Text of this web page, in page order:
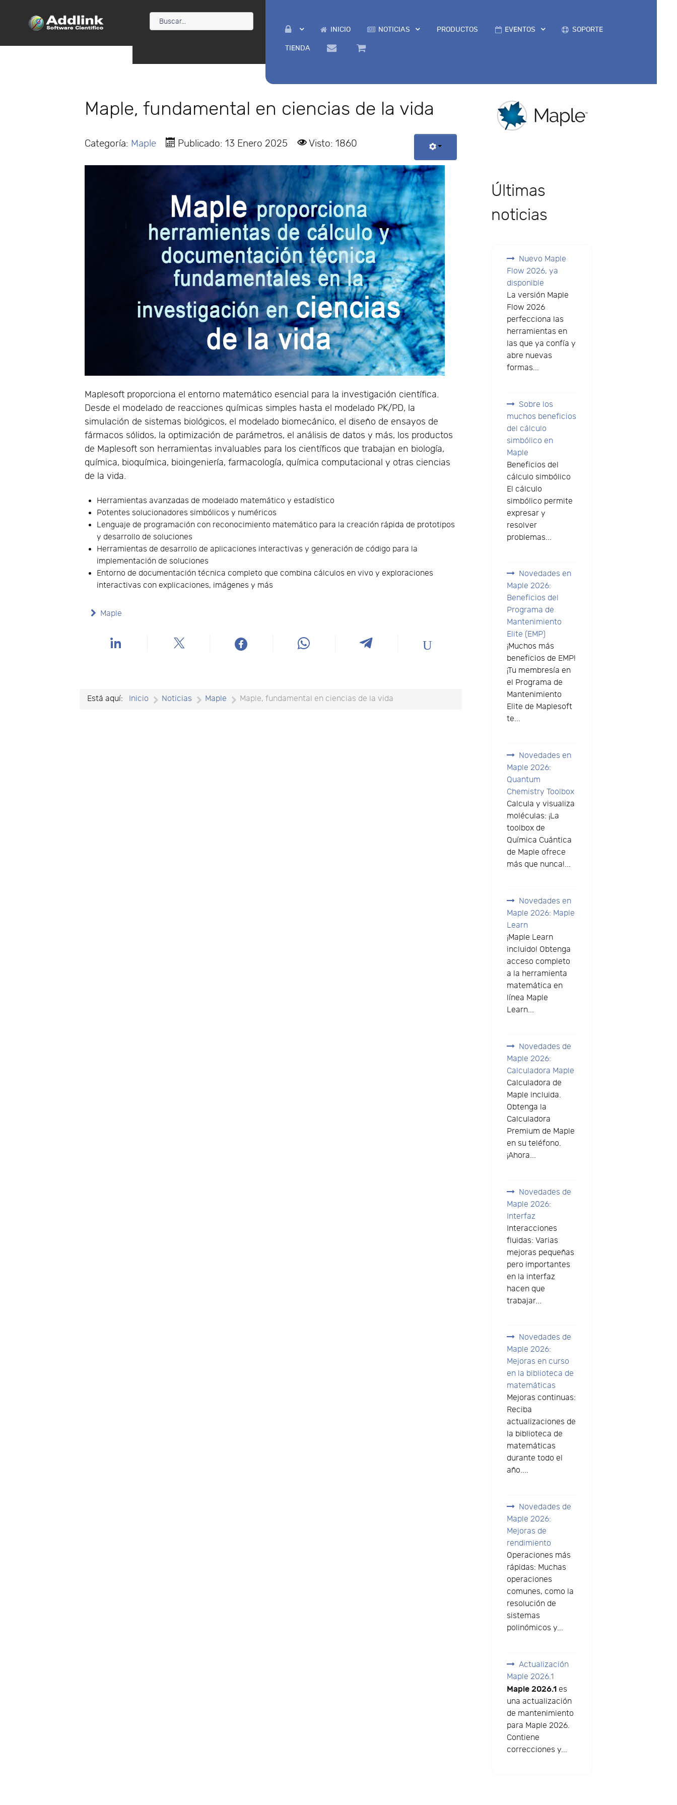
INICIO NOTICIAS PRODUCTOS EVENTOS SOPORTE
TIENDA
Maple, fundamental en ciencias de la vida
Categoría: Maple Publicado: 13 Enero 2025 Visto: 1860
Maplesoft proporciona el entorno matemático esencial para la investigación científica.
Desde el modelado de reacciones químicas simples hasta el modelado PK/PD, la
simulación de sistemas biológicos, el modelado biomecánico, el diseño de ensayos de
fármacos sólidos, la optimización de parámetros, el análisis de datos y más, los productos
de Maplesoft son herramientas invaluables para los científicos que trabajan en biología,
química, bioquímica, bioingeniería, farmacología, química computacional y otras ciencias
de la vida.
Herramientas avanzadas de modelado matemático y estadístico
Potentes solucionadores simbólicos y numéricos
Lenguaje de programación con reconocimiento matemático para la creación rápida de prototipos
y desarrollo de soluciones
Herramientas de desarrollo de aplicaciones interactivas y generación de código para la
implementación de soluciones
Entorno de documentación técnica completo que combina cálculos en vivo y exploraciones
interactivas con explicaciones, imágenes y más
Maple
Está aquí: Inicio Noticias Maple Maple, fundamental en ciencias de la vida
Últimas
noticias
Nuevo Maple
Flow 2026, ya
disponible
La versión Maple
Flow 2026
perfecciona las
herramientas en
las que ya confía y
abre nuevas
formas...
Sobre los
muchos beneficios
del cálculo
simbólico en
Maple
Beneficios del
cálculo simbólico
El cálculo
simbólico permite
expresar y
resolver
problemas...
Novedades en
Maple 2026:
Beneficios del
Programa de
Mantenimiento
Elite (EMP)
¡Muchos más
beneficios de EMP!
¡Tu membresía en
el Programa de
Mantenimiento
Elite de Maplesoft
te...
Novedades en
Maple 2026:
Quantum
Chemistry Toolbox
Calcula y visualiza
moléculas: ¡La
toolbox de
Química Cuántica
de Maple ofrece
más que nunca!...
Novedades en
Maple 2026: Maple
Learn
¡Maple Learn
incluido! Obtenga
acceso completo
a la herramienta
matemática en
línea Maple
Learn...
Novedades de
Maple 2026:
Calculadora Maple
Calculadora de
Maple incluida.
Obtenga la
Calculadora
Premium de Maple
en su teléfono.
¡Ahora...
Novedades de
Maple 2026:
Interfaz
Interacciones
fluidas: Varias
mejoras pequeñas
pero importantes
en la interfaz
hacen que
trabajar...
Novedades de
Maple 2026:
Mejoras en curso
en la biblioteca de
matemáticas
Mejoras continuas:
Reciba
actualizaciones de
la biblioteca de
matemáticas
durante todo el
año....
Novedades de
Maple 2026:
Mejoras de
rendimiento
Operaciones más
rápidas: Muchas
operaciones
comunes, como la
resolución de
sistemas
polinómicos y...
Actualización
Maple 2026.1
Maple 2026.1es
una actualización
de mantenimiento
para Maple 2026.
Contiene
correcciones y...